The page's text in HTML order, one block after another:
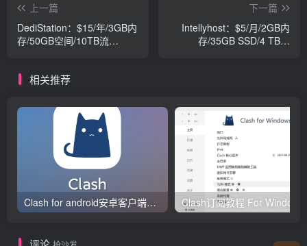
上一篇
DediStation：$15/年/3GB内
存/50GB空间/10TB流
下一篇
Intellyhost：$5/月/2GB内
存/35GB SSD/4 TB流
相关推荐
Clash for android安卓客户端保姆级新手使用教程